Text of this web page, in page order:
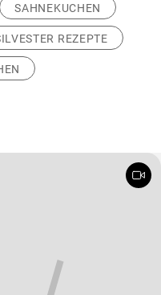
SAHNEKUCHEN
REZEPTE